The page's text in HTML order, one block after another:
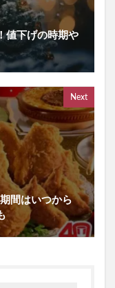
値下げの時期や
Next
間はいつから